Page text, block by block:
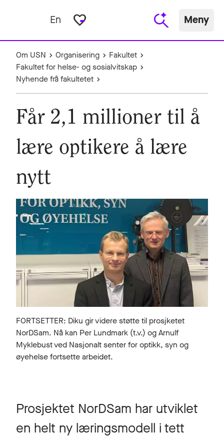
En favorite_border Meny
Om USN Organisering
Fakultet
Fakultet for helse- og sosialvitskap
Nyhende frå fakultetet
Får 2,1 millioner til å
lære optikere å lære
nytt
FORTSETTER: Diku gir videre støtte til prosjketet
NorDSam. Nå kan Per Lundmark (t.v.) og Arnulf
Myklebust ved Nasjonalt senter for optikk, syn og
øyehelse fortsette arbeidet.
Prosjektet NorDSam har utviklet
en helt ny læringsmodell i tett